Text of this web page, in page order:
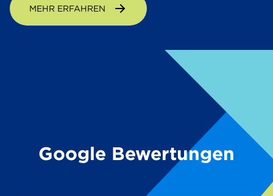
MEHR ERFAHREN
Google Bewertungen